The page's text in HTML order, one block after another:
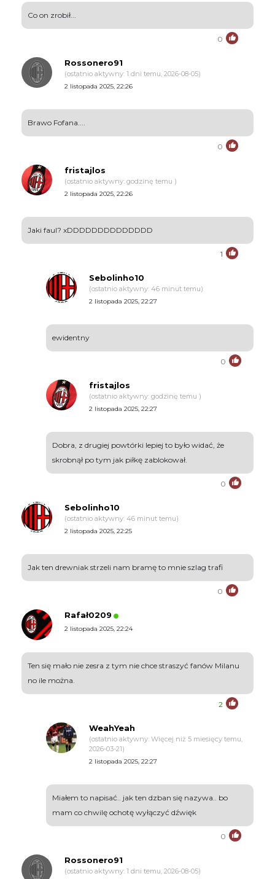
Co on zrobił...
0
Rossonero91
(ostatnio aktywny: 1 dni temu, 2026-08-05)
2 listopada 2025, 22:26
Brawo Fofana....
0
fristajlos
(ostatnio aktywny: godzinę temu )
2 listopada 2025, 22:26
Jaki faul? xDDDDDDDDDDDDDD
1
Sebolinho10
(ostatnio aktywny: 46 minut temu)
2 listopada 2025, 22:27
ewidentny
0
fristajlos
(ostatnio aktywny: godzinę temu )
2 listopada 2025, 22:27
Dobra, z drugiej powtórki lepiej to było widać, że
skrobnął po tym jak piłkę zablokował.
0
Sebolinho10
(ostatnio aktywny: 46 minut temu)
2 listopada 2025, 22:25
Jak ten drewniak strzeli nam bramę to mnie szlag trafi
0
Rafał0209
2 listopada 2025, 22:24
Ten się mało nie zesra z tym nie chce straszyć fanów Milanu
no ile można.
2
WeahYeah
(ostatnio aktywny: Więcej niż 5 miesięcy temu,
2026-03-21)
2 listopada 2025, 22:27
Miałem to napisać.. jak ten dzban się nazywa.. bo
mam co chwilę ochotę wyłączyć dźwięk
0
Rossonero91
(ostatnio aktywny: 1 dni temu, 2026-08-05)